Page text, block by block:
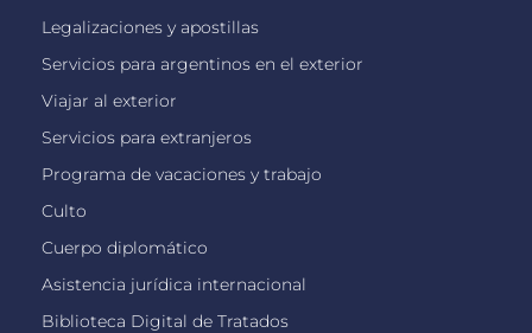
Legalizaciones y apostillas
Servicios para argentinos en el exterior
Viajar al exterior
Servicios para extranjeros
Programa de vacaciones y trabajo
Culto
Cuerpo diplomático
Asistencia jurídica internacional
Biblioteca Digital de Tratados